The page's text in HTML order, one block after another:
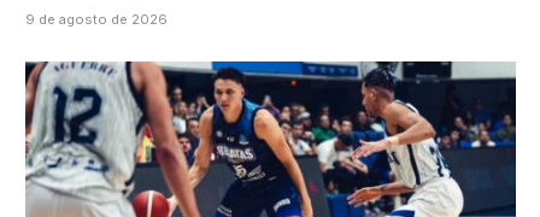
9 de agosto de 2026